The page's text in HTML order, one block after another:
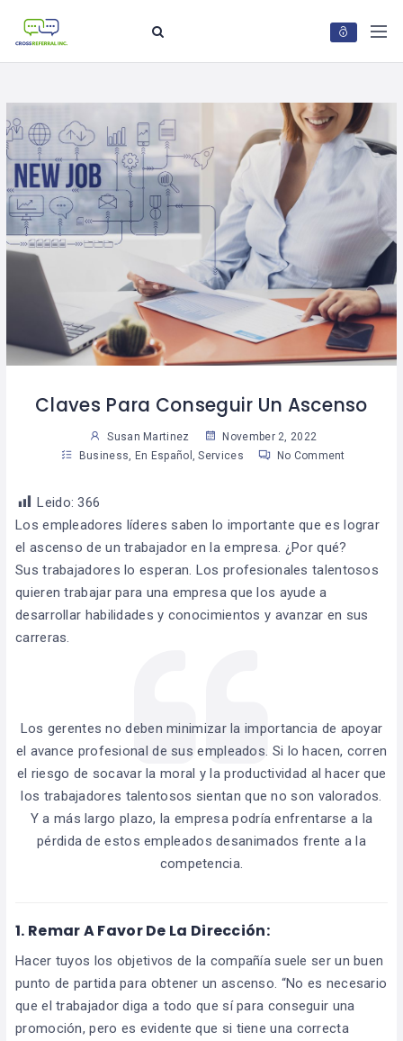
Claves Para Conseguir Un Ascenso
Susan Martinez
November 2, 2022
Business
En Español ,Services No Comment
Leido: 366
Los empleadores líderes saben lo importante que es lograr
el ascenso de un trabajador en la empresa. ¿Por qué?
Sus trabajadores lo esperan. Los profesionales talentosos
quieren trabajar para una empresa que los ayude a
desarrollar habilidades y conocimientos y avanzar en sus
carreras.
Los gerentes no deben minimizar la importancia de apoyar
el avance profesional de sus empleados. Si lo hacen, corren
el riesgo de socavar la moral y la productividad al hacer que
los trabajadores talentosos sientan que no son valorados.
Y a más largo plazo, la empresa podría enfrentarse a la
pérdida de estos empleados desanimados frente a la
competencia.
1. Remar A Favor De La Dirección:
Hacer tuyos los objetivos de la compañía suele ser un buen
punto de partida para obtener un ascenso. “No es necesario
que el trabajador diga a todo que sí para conseguir una
promoción, pero es evidente que si tiene una correcta